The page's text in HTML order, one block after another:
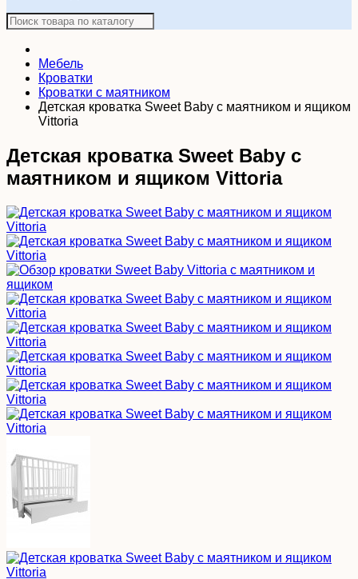
Мебель
Кроватки
Кроватки с маятником
Детская кроватка Sweet Baby с маятником и ящиком
Vittoria
Детская кроватка Sweet Baby с
маятником и ящиком Vittoria